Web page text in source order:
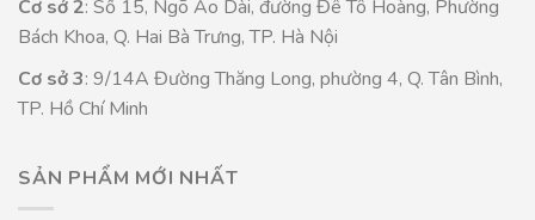
Cơ sở 2: Số 15, Ngõ Ao Dài, đường Đê Tô Hoàng, Phường
Bách Khoa, Q. Hai Bà Trưng, TP. Hà Nội
Cơ sở 3: 9/14A Đường Thăng Long, phường 4, Q. Tân Bình,
TP. Hồ Chí Minh
SẢN PHẨM MỚI NHẤT